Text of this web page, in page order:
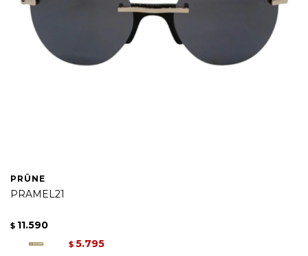
PRÜNE
PRAMEL21
$ 11.590
$ 5.795